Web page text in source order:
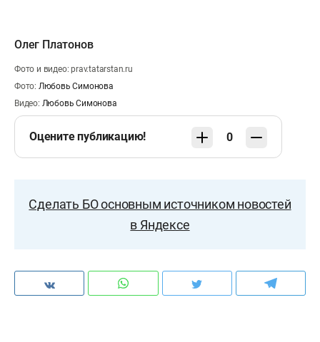
Олег Платонов
Фото и видео: prav.tatarstan.ru
Фото: Любовь Симонова
Видео: Любовь Симонова
Оцените публикацию! 0
Сделать БО основным источником новостей
в Яндексе